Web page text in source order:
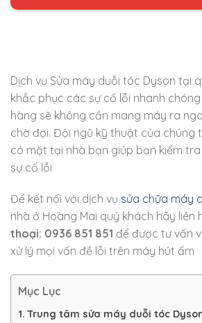
Dịch vụ Sửa máy duỗi tóc Dyson tại
khắc phục các sự cố lỗi nhanh
hàng sẽ không cần mang máy ra
chờ đợi. Đội ngũ kỹ thuật của chúng
có mặt tại nhà bạn giúp bạn kiểm
sự cố lỗi
Để kết nối với dịch vụ sửa chữa máy
nhà ở Hoàng Mai quý khách hãy liên
thoại: 0936 851 851 để được tư vấn
xử lý mọi vấn đề lỗi trên máy hút ẩm
Mục Lục
Trung tâm sửa máy duỗi tóc